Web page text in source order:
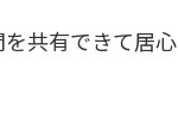
共有できて居心